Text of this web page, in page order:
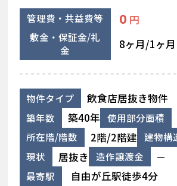
管理費・共益費等 0 円
敷金・保証金/礼
金
8ヶ月/1ヶ月
物件タイプ 飲食店居抜き物件
築年数 築40年 使用部分面積
所在階/階数 2階/2階建 建物構
現状 居抜き 造作譲渡金 －
最寄駅 自由が丘駅徒歩4分